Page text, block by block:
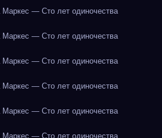
Маркес — Сто лет одиночества
Маркес — Сто лет одиночества
Маркес — Сто лет одиночества
Маркес — Сто лет одиночества
Маркес — Сто лет одиночества
Маркес — Сто лет одиночества